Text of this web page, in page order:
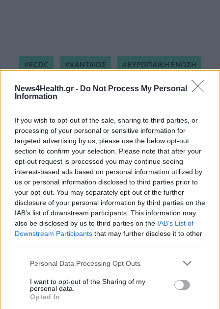
News4Health.gr - Do Not Process My Personal
Information
If you wish to opt-out of the sale, sharing to third parties, or
processing of your personal or sensitive information for
targeted advertising by us, please use the below opt-out
section to confirm your selection. Please note that after your
opt-out request is processed you may continue seeing
interest-based ads based on personal information utilized by
us or personal information disclosed to third parties prior to
your opt-out. You may separately opt-out of the further
disclosure of your personal information by third parties on the
IAB’s list of downstream participants. This information may
also be disclosed by us to third parties on the IAB’s List of
Downstream Participants that may further disclose it to other
Personal Data Processing Opt Outs
I want to opt-out of the Sharing of my
personal data.
Opted In
ECDC ΧΑΝΤΑΙΟΣ ΕΥΡΩΠΑΙΚΗ ΕΝΩΣΗ
ΚΡΟΥΑΖΙΕΡΟΠΛΟΙΟ ΚΑΡΑΝΤΙΝΑ
ΠΕΡΙΣΣΟΤΕΡΑ ΣΤΗΝ ΙΔΙΑ ΚΑΤΗΓΟΡΙΑ
Πρόεδρος ΕΟΔΥ για χανταϊό:
Απολύτως υγιής ο Έλληνας
επιβάτης – Τα μέτρα πιο αυστηρά σε
σχέση με το πραγματικό πρόβλημα
11 Μαϊος 2026
ΠΟΥ: Οι διαφορές μεταξύ χανταϊού
και Covid 19, ο κίνδυνος πανδημίας